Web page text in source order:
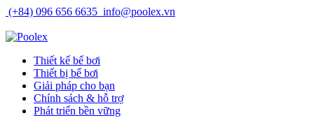
Skip
content
(+84) 096 656 6635 info@poolex.vn
Thiết kế bể bơi
Thiết bị bể bơi
Giải pháp cho bạn
Chính sách & hỗ trợ
Phát triển bền vững